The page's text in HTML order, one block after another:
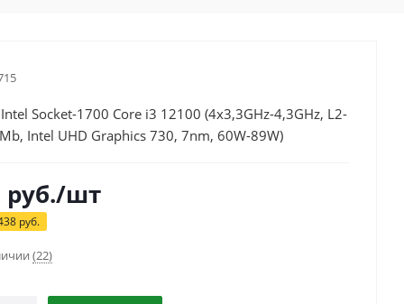
Socket-1700 Core i3 12100 (4x3,3GHz-4,3GHz, L2-
Intel UHD Graphics 730, 7nm, 60W-89W)
руб./шт
руб.
(22)